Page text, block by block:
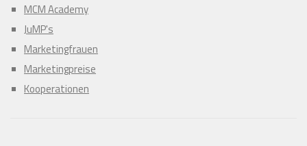
MCM Academy
JuMP's
Marketingfrauen
Marketingpreise
Kooperationen